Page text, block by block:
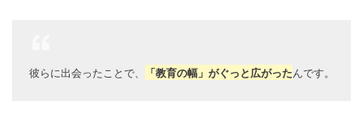
彼らに出会ったことで、 「教育の幅」がぐっと広がったんです。